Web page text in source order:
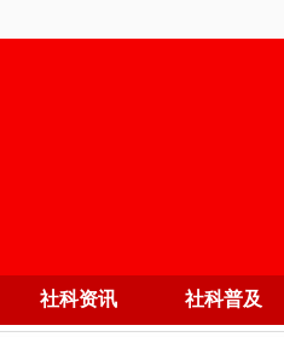
社科资讯 社科普及